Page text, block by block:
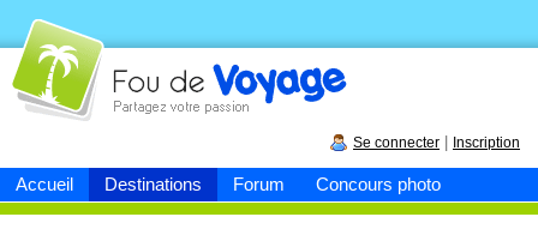
Accueil Destinations Forum Concours photo
Fou devoyage
Se connecter Inscription